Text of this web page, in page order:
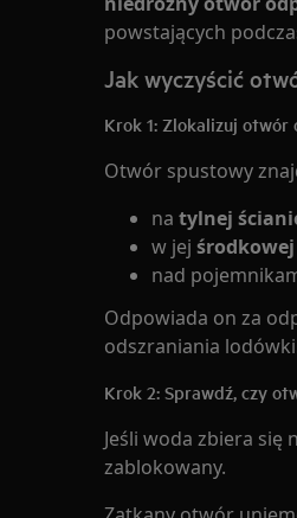
powstających
Jak wyczyścić
Krok 1: Zlokalizuj otwór
Otwór spustowy
na tylnej
w jej środkowej
nad
Odpowiada on za
odszraniania
Krok 2: Sprawdź, czy
Jeśli woda zbiera się
zablokowany.